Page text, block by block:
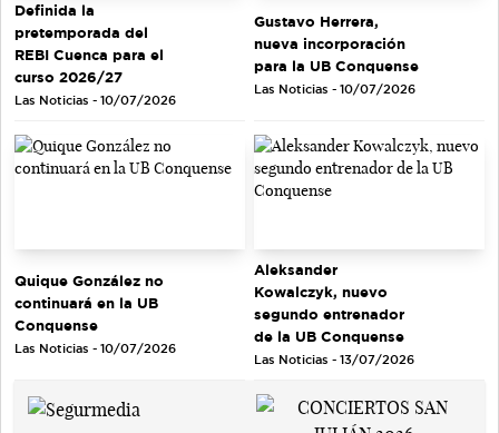
Definida la
pretemporada del
REBI Cuenca para el
curso 2026/27
Las Noticias - 10/07/2026
Gustavo Herrera,
nueva incorporación
para la UB Conquense
Las Noticias - 10/07/2026
Quique González no
continuará en la UB
Conquense
Las Noticias - 10/07/2026
Aleksander
Kowalczyk, nuevo
segundo entrenador
de la UB Conquense
Las Noticias - 13/07/2026